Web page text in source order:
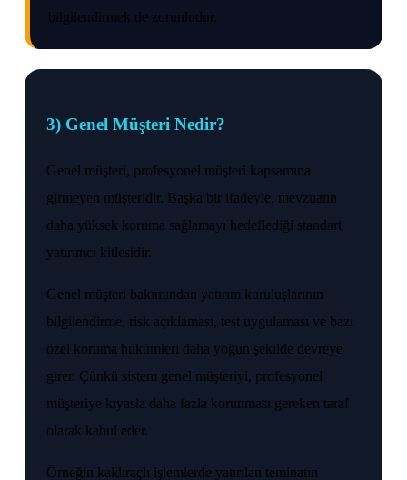
bilgilendirmek de zorunludur.
3) Genel Müşteri Nedir?
Genel müşteri, profesyonel müşteri kapsamına
girmeyen müşteridir. Başka bir ifadeyle, mevzuatın
daha yüksek koruma sağlamayı hedeflediği standart
yatırımcı kitlesidir.
Genel müşteri bakımından yatırım kuruluşlarının
bilgilendirme, risk açıklaması, test uygulaması ve bazı
özel koruma hükümleri daha yoğun şekilde devreye
girer. Çünkü sistem genel müşteriyi, profesyonel
müşteriye kıyasla daha fazla korunması gereken taraf
olarak kabul eder.
Örneğin kaldıraçlı işlemlerde yatırılan teminatın